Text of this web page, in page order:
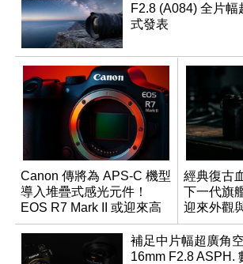
F2.8 (A084) 全片幅
式發表
Canon 傳將為 APS-C 機型
導入堆疊式感光元件！
EOS R7 Mark II 或迎來高
速讀出升級
經典復古
下一代旗
迎來外觀
優化
補足中片幅超廣角
16mm F2.8 ASPH.